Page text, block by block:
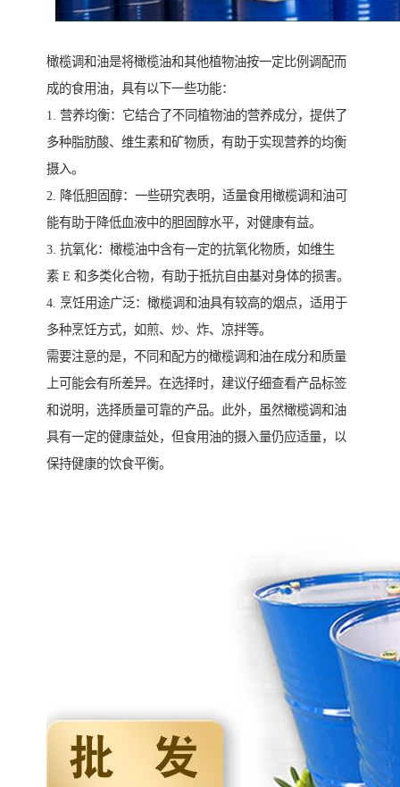
橄榄调和油是将橄榄油和其他植物油按一定比例调配而
成的食用油，具有以下一些功能：
1. 营养均衡：它结合了不同植物油的营养成分，提供了
多种脂肪酸、维生素和矿物质，有助于实现营养的均衡
摄入。
2. 降低胆固醇：一些研究表明，适量食用橄榄调和油可
能有助于降低血液中的胆固醇水平，对健康有益。
3. 抗氧化：橄榄油中含有一定的抗氧化物质，如维生
素 E 和多类化合物，有助于抵抗自由基对身体的损害。
4. 烹饪用途广泛：橄榄调和油具有较高的烟点，适用于
多种烹饪方式，如煎、炒、炸、凉拌等。
需要注意的是，不同和配方的橄榄调和油在成分和质量
上可能会有所差异。在选择时，建议仔细查看产品标签
和说明，选择质量可靠的产品。此外，虽然橄榄调和油
具有一定的健康益处，但食用油的摄入量仍应适量，以
保持健康的饮食平衡。